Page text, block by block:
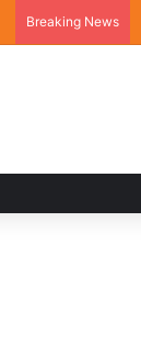
Breaking News